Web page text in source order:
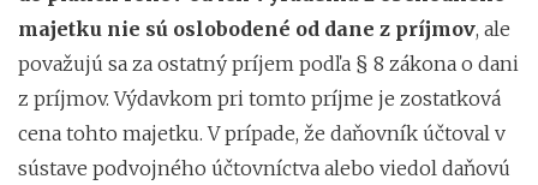
majetku nie sú oslobodené od dane z príjmov, ale
považujú sa za ostatný príjem podľa § 8 zákona o dani
z príjmov. Výdavkom pri tomto príjme je zostatková
cena tohto majetku. V prípade, že daňovník účtoval v
sústave podvojného účtovníctva alebo viedol daňovú